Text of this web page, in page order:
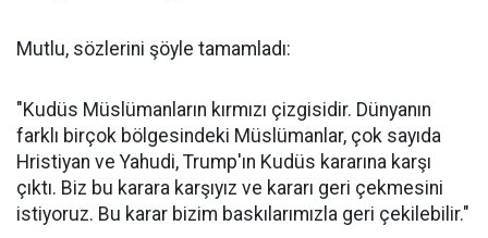
Mutlu, sözlerini şöyle tamamladı:
"Kudüs Müslümanların kırmızı çizgisidir. Dünyanın
farklı birçok bölgesindeki Müslümanlar, çok sayıda
Hristiyan ve Yahudi, Trump'ın Kudüs kararına karşı
çıktı. Biz bu karara karşıyız ve kararı geri çekmesini
istiyoruz. Bu karar bizim baskılarımızla geri çekilebilir."